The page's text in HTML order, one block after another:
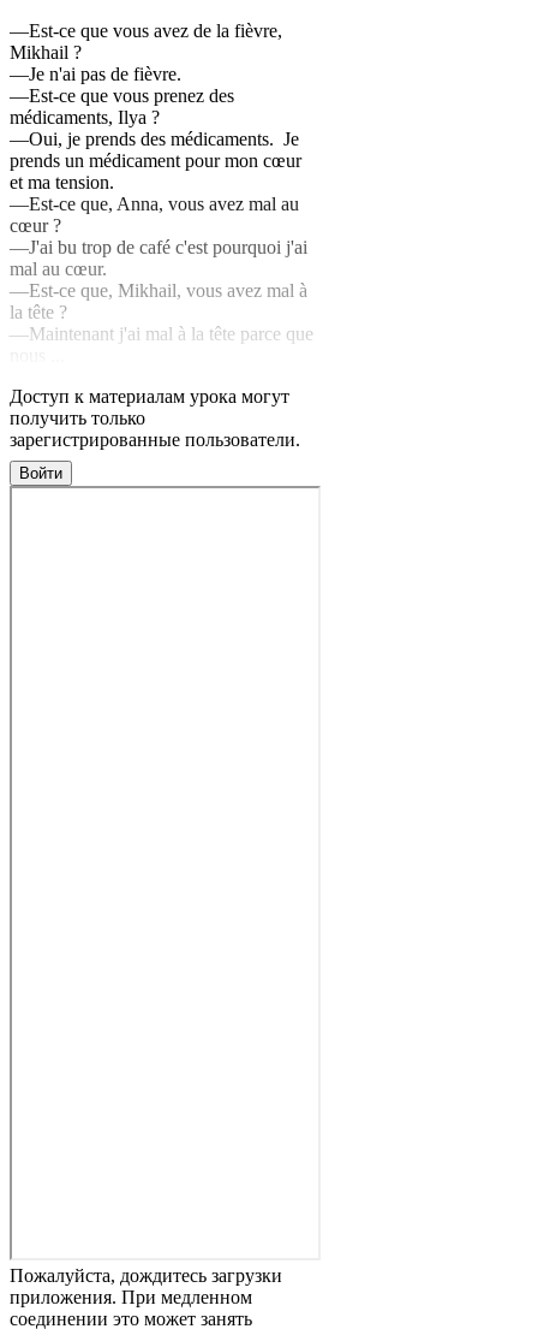
—Est-ce que vous avez de la fièvre,
Mikhail ?
—Je n'ai pas de fièvre.
—Est-ce que vous prenez des
médicaments, Ilya ?
—Oui, je prends des médicaments. Je
prends un médicament pour mon cœur
et ma tension.
—Est-ce que, Anna, vous avez mal au
cœur ?
—J'ai bu trop de café c'est pourquoi j'ai
mal au cœur.
—Est-ce que, Mikhail, vous avez mal à
la tête ?
—Maintenant j'ai mal à la tête parce que
Доступ к материалам урока могут
получить только
зарегистрированные пользователи.
Войти
Пожалуйста, дождитесь загрузки
приложения. При медленном
соединении это может занять